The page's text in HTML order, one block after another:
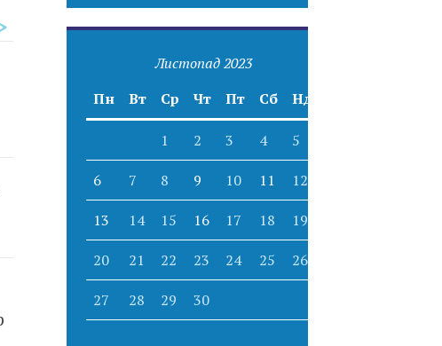
Листопад 2023
Пн
Вт Ср Чт Пт Сб Нд
1 2 3 4 5
6 7 8 9 10 11 12
13 14 15 16 17 18 19
20 21 22 23 24 25 26
27 28 29 30